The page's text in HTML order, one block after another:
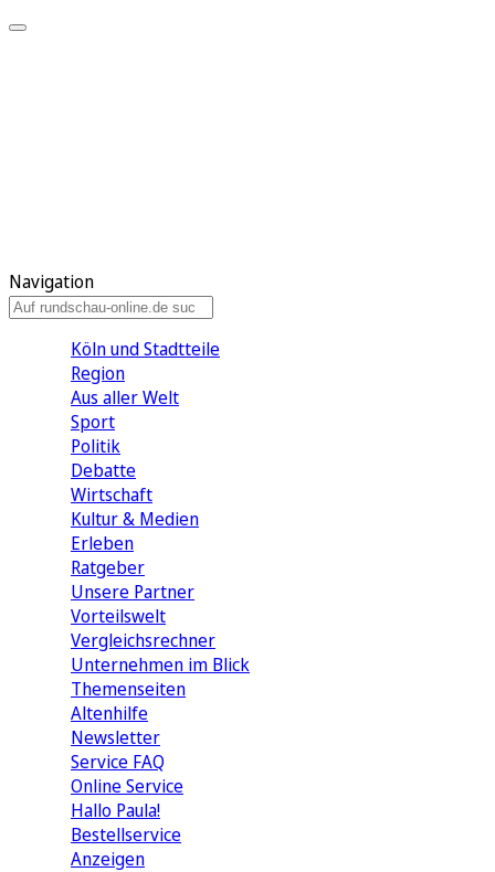
Navigation
Köln und Stadtteile
Region
Aus aller Welt
Sport
Politik
Debatte
Wirtschaft
Kultur & Medien
Erleben
Ratgeber
Unsere Partner
Vorteilswelt
Vergleichsrechner
Unternehmen im Blick
Themenseiten
Altenhilfe
Newsletter
Service FAQ
Online Service
Hallo Paula!
Bestellservice
Anzeigen